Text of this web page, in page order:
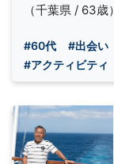
（千葉県 / 63歳）
#60代 #出会い
#アクティビティ